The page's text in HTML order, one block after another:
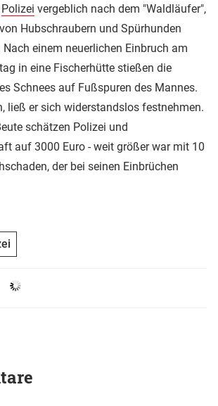
Polizei vergeblich nach dem "Waldläufer",
Hubschraubern und Spürhunden
einem neuerlichen Einbruch am
in eine Fischerhütte stießen die
Schnees auf Fußspuren des Mannes.
ließ er sich widerstandslos festnehmen.
schätzen Polizei und
auf 3000 Euro - weit größer war mit 10
der bei seinen Einbrüchen